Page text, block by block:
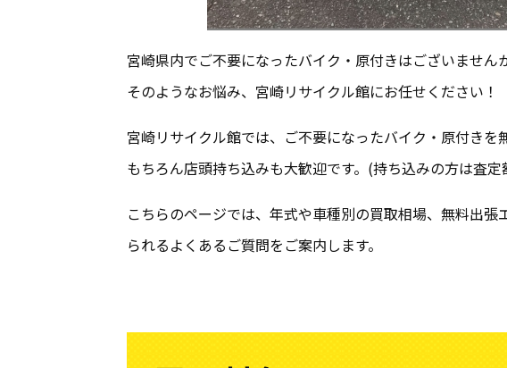
宮崎県内でご不要になったバイク・原付きはございません
そのようなお悩み、宮崎リサイクル館にお任せください！
宮崎リサイクル館では、ご不要になったバイク・原付きを
もちろん店頭持ち込みも大歓迎です。(持ち込みの方は査
こちらのページでは、年式や車種別の買取相場、無料出
られるよくあるご質問をご案内します。